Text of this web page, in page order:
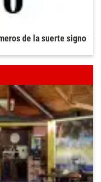
de la suerte signo